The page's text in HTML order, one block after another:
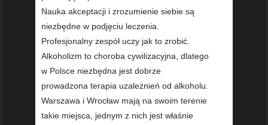
Nauka akceptacji i zrozumienie siebie są
niezbędne w podjęciu leczenia.
Profesjonalny zespół uczy jak to zrobić.
Alkoholizm to choroba cywilizacyjna, dlatego
w Polsce niezbędna jest dobrze
prowadzona terapia uzależnień od alkoholu.
Warszawa i Wrocław mają na swoim terenie
takie miejsca, jednym z nich jest właśnie